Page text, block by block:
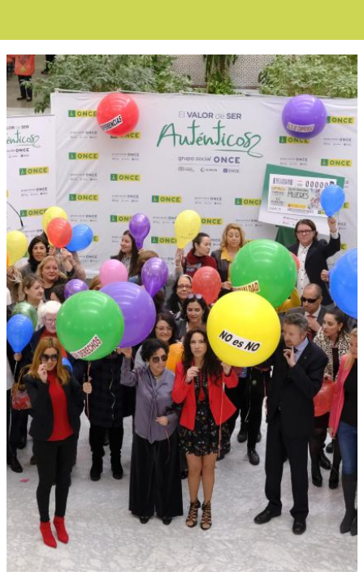
Boletín